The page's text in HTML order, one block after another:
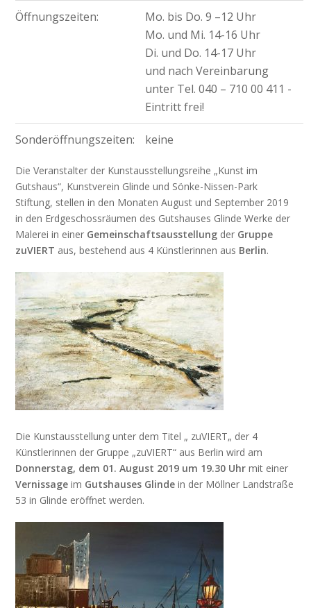
Öffnungszeiten:
Mo. bis Do. 9 –12 Uhr
Mo. und Mi. 14-16 Uhr
Di. und Do. 14-17 Uhr
und nach Vereinbarung
unter Tel. 040 – 710 00 411 -
Eintritt frei!
Sonderöffnungszeiten: keine
Die Veranstalter der Kunstausstellungsreihe „Kunst im
Gutshaus“, Kunstverein Glinde und Sönke-Nissen-Park
Stiftung, stellen in den Monaten August und September 2019
in den Erdgeschossräumen des Gutshauses Glinde Werke der
Malerei in einer Gemeinschaftsausstellung der Gruppe
zuVIERT aus, bestehend aus 4 Künstlerinnen aus Berlin.
Die Kunstausstellung unter dem Titel „ zuVIERT„ der 4
Künstlerinnen der Gruppe „zuVIERT“ aus Berlin wird am
Donnerstag, dem 01. August 2019 um 19.30 Uhr mit einer
Vernissage im Gutshauses Glinde in der Möllner Landstraße
53 in Glinde eröffnet werden.